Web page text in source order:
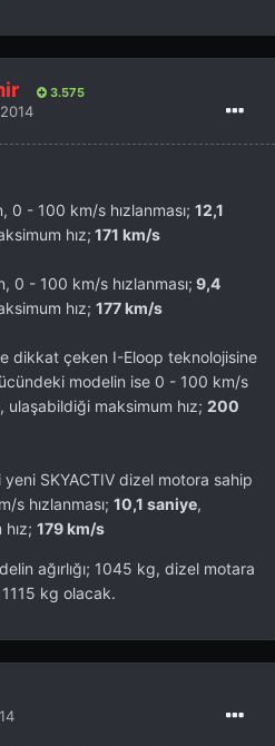
3.575
0 - 100 km/s hızlanması; 12,1
hız; 171 km/s
0 - 100 km/s hızlanması; 9,4
hız; 177 km/s
dikkat çeken I-Eloop teknolojisine
modelin ise 0 - 100 km/s
, ulaşabildiği maksimum hız; 200
SKYACTIV dizel motora sahip
s hızlanması; 10,1 saniye,
179 km/s
ağırlığı; 1045 kg, dizel motara
1115 kg olacak.